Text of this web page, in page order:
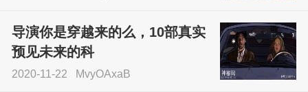
导演你是穿越来的么，10部真实
预见未来的科
2020-11-22 MvyOAxaB